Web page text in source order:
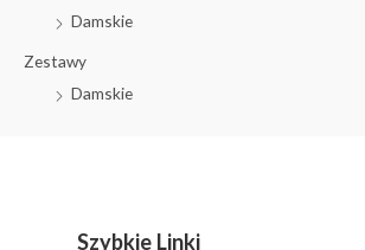
Damskie
Zestawy
Damskie
Szybkie Linki